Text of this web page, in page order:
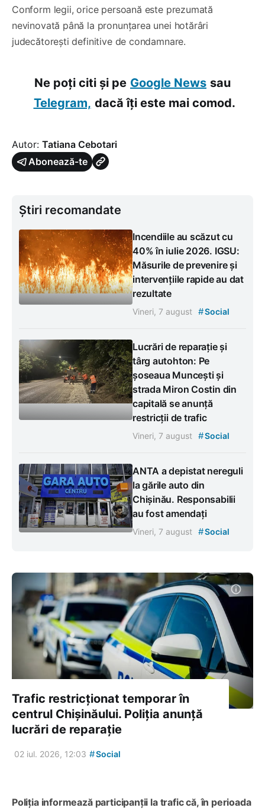
Conform legii, orice persoană este prezumată
nevinovată până la pronunțarea unei hotărâri
judecătorești definitive de condamnare.
Ne poți citi și pe Google News sau
Telegram, dacă îți este mai comod.
Autor: Tatiana Cebotari
Abonează-te
Știri recomandate
Incendiile au scăzut cu
40% în iulie 2026. IGSU:
Măsurile de prevenire și
intervențiile rapide au dat
rezultate
Vineri, 7 august #Social
Lucrări de reparație și
târg autohton: Pe
șoseaua Muncești și
strada Miron Costin din
capitală se anunță
restricții de trafic
Vineri, 7 august #Social
ANTA a depistat nereguli
la gările auto din
Chișinău. Responsabilii
au fost amendați
Vineri, 7 august #Social
Trafic restricționat temporar în
centrul Chișinăului. Poliția anunță
lucrări de reparație
02 iul. 2026, 12:03 #Social
Poliția informează participanții la trafic că, în perioada